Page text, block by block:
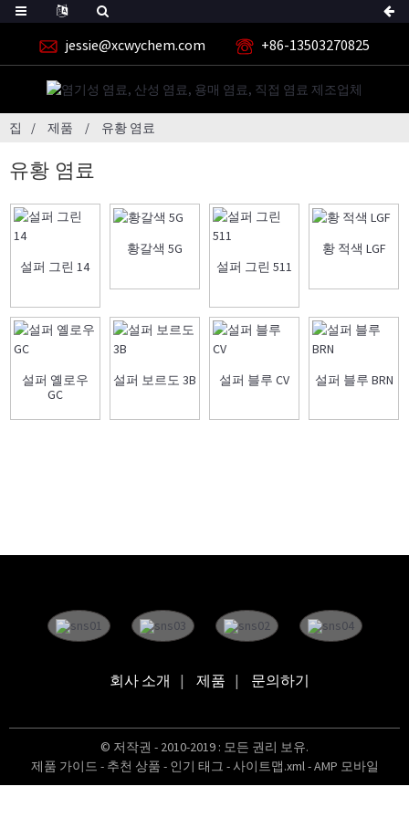
jessie@xcwychem.com +86-13503270825
집 제품 유황 염료
유황 염료
설퍼 그린 14
황갈색 5G
설퍼 그린 511
황 적색 LGF
설퍼 옐로우
GC
설퍼 보르도 3B 설퍼 블루 CV 설퍼 블루 BRN
회사 소개 제품 문의하기
© 저작권 - 2010-2019 : 모든 권리 보유.
제품 가이드 - 추천 상품 - 인기 태그 -사이트맵.xml-AMP 모바일